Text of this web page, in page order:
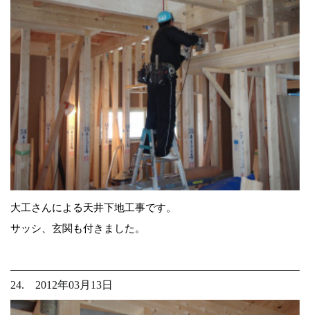
大工さんによる天井下地工事です。
サッシ、玄関も付きました。
24. 2012年03月13日